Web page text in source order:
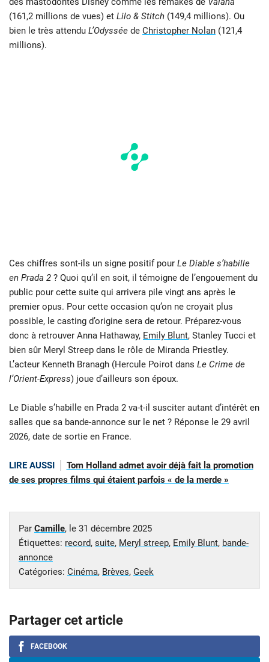
(161,2 millions de vues) et Lilo & Stitch (149,4 millions). Ou
bien le très attendu L’Odyssée de Christopher Nolan (121,4
millions).
Ces chiffres sont-ils un signe positif pour Le Diable s’habille
en Prada 2 ? Quoi qu’il en soit, il témoigne de l’engouement du
public pour cette suite qui arrivera pile vingt ans après le
premier opus. Pour cette occasion qu’on ne croyait plus
possible, le casting d’origine sera de retour. Préparez-vous
donc à retrouver Anna Hathaway, Emily Blunt, Stanley Tucci et
bien sûr Meryl Streep dans le rôle de Miranda Priestley.
L’acteur Kenneth Branagh (Hercule Poirot dans Le Crime de
l’Orient-Express) joue d’ailleurs son époux.
Le Diable s’habille en Prada 2 va-t-il susciter autant d’intérêt en
salles que sa bande-annonce sur le net ? Réponse le 29 avril
2026, date de sortie en France.
LIRE AUSSI
Tom Holland admet avoir déjà fait la promotion
de ses propres films qui étaient parfois « de la merde »
Par Camille, le 31 décembre 2025
Étiquettes: record, suite, Meryl streep, Emily Blunt, bande-
annonce
Catégories: Cinéma, Brèves, Geek
Partager cet article
FACEBOOK